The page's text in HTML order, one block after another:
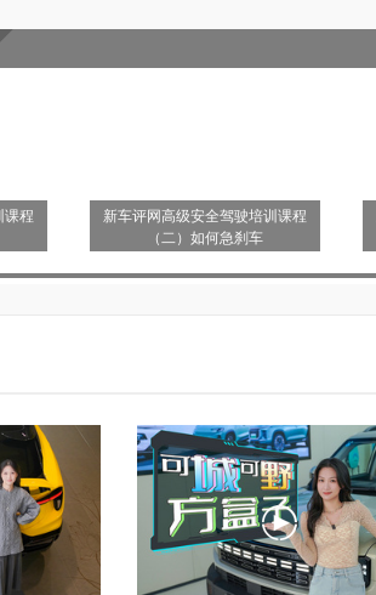
课程
新车评网高级安全驾驶培训课程
（二）如何急刹车